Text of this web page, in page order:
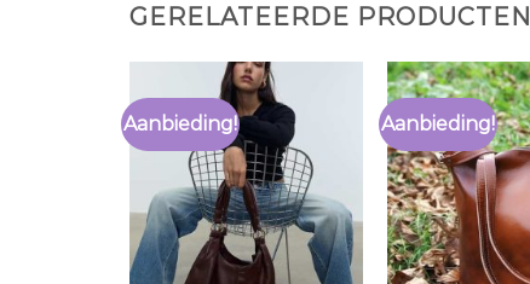
GERELATEERDE PRODUCTEN
Aanbieding! Aanbieding!